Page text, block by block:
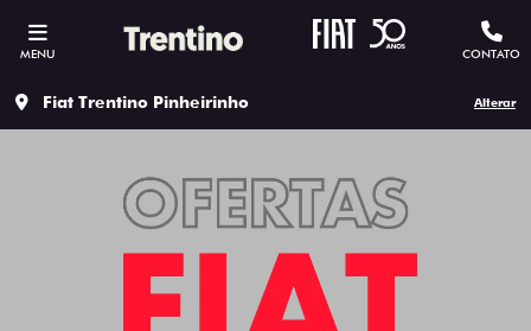
MENU CONTATO
Fiat Trentino Pinheirinho Alterar